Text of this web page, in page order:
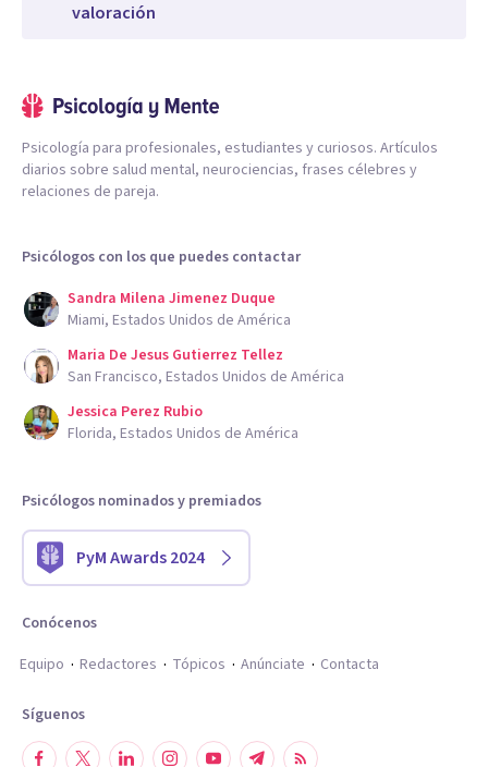
valoración
Psicología para profesionales, estudiantes y curiosos. Artículos
diarios sobre salud mental, neurociencias, frases célebres y
relaciones de pareja.
Psicólogos con los que puedes contactar
Sandra Milena Jimenez Duque
Miami, Estados Unidos de América
Maria De Jesus Gutierrez Tellez
San Francisco, Estados Unidos de América
Jessica Perez Rubio
Florida, Estados Unidos de América
Psicólogos nominados y premiados
PyM Awards 2024
Conócenos
Equipo
Redactores Tópicos Anúnciate Contacta
Síguenos